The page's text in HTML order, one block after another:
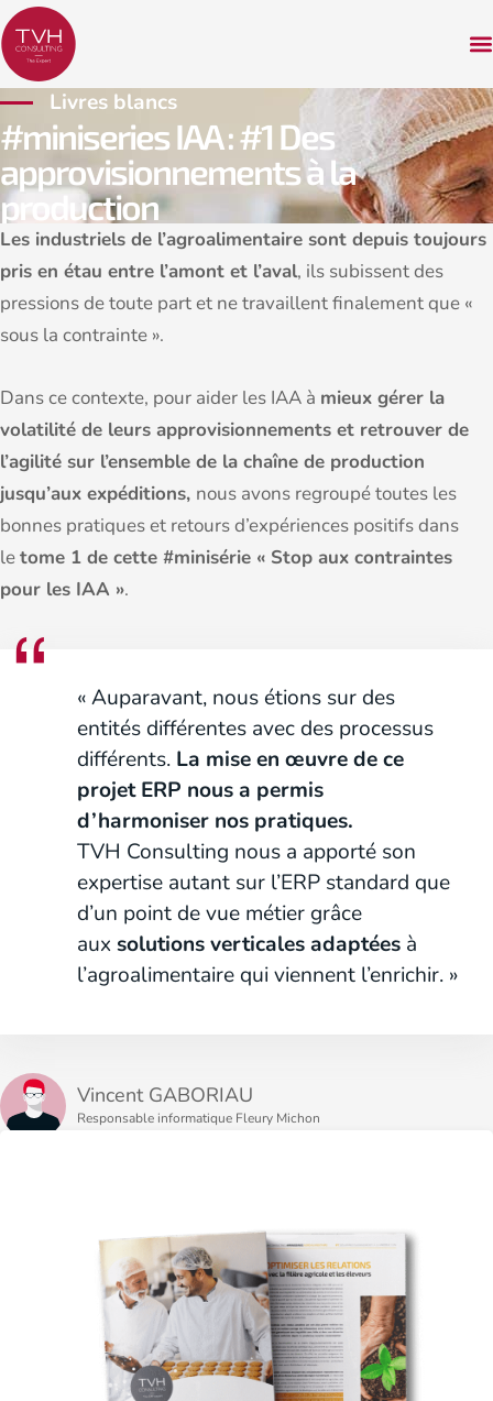
Livres blancs
#miniseries IAA : #1 Des
approvisionnements à la
production
Les industriels de l’agroalimentaire sont depuis toujours
pris en étau entre l’amont et l’aval, ils subissent des
pressions de toute part et ne travaillent finalement que «
sous la contrainte ».
Dans ce contexte, pour aider les IAA à mieux gérer la
volatilité de leurs approvisionnements et retrouver de
l’agilité sur l’ensemble de la chaîne de production
jusqu’aux expéditions, nous avons regroupé toutes les
bonnes pratiques et retours d’expériences positifs dans
letome 1 de cette #minisérie « Stop aux contraintes
pour les IAA ».
« Auparavant, nous étions sur des
entités différentes avec des processus
différents. La mise en œuvre de ce
projet ERP nous a permis
d’harmoniser nos pratiques.
TVH Consulting nous a apporté son
expertise autant sur l’ERP standard que
d’un point de vue métier grâce
auxsolutions verticales adaptées à
l’agroalimentaire qui viennent l’enrichir. »
Vincent GABORIAU
Responsable informatique Fleury Michon